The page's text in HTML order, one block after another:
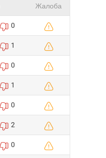
Жалоба
0
1
0
1
0
2
0